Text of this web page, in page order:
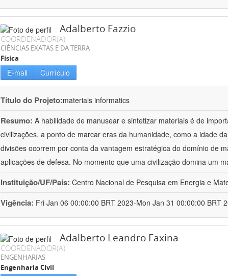
Adalberto Fazzio
COORDENADOR(A)
CIÊNCIAS EXATAS E DA TERRA
Física
E-mail Currículo
Título do Projeto:materials informatics
Resumo: A habilidade de manusear e sintetizar materiais é de
civilizações, a ponto de marcar eras da humanidade, como a idade
divisões ocorrem por conta da vantagem estratégica do domínio de
aplicações de defesa. No momento que uma civilização domina um
Instituição/UF/País: Centro Nacional de Pesquisa em Energia e
Vigência: Fri Jan 06 00:00:00 BRT 2023-Mon Jan 31 00:00:00 BRT
Adalberto Leandro Faxina
COORDENADOR(A)
ENGENHARIAS
Engenharia Civil